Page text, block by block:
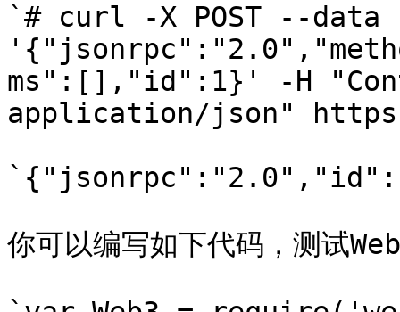
`# curl -X POST --data
ms":[],"id":1}' -H
application/json"
你可以编写如下代码，测试